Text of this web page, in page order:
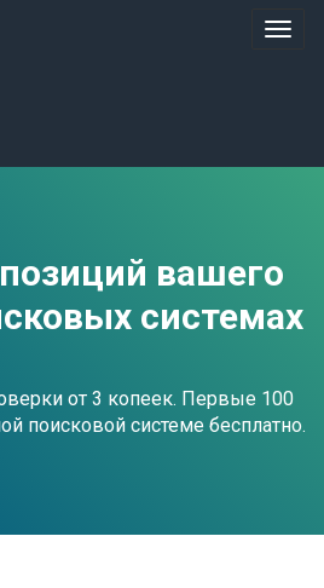
Меню
вашего
системах
от 3 копеек. Первые 100
поисковой системе бесплатно.